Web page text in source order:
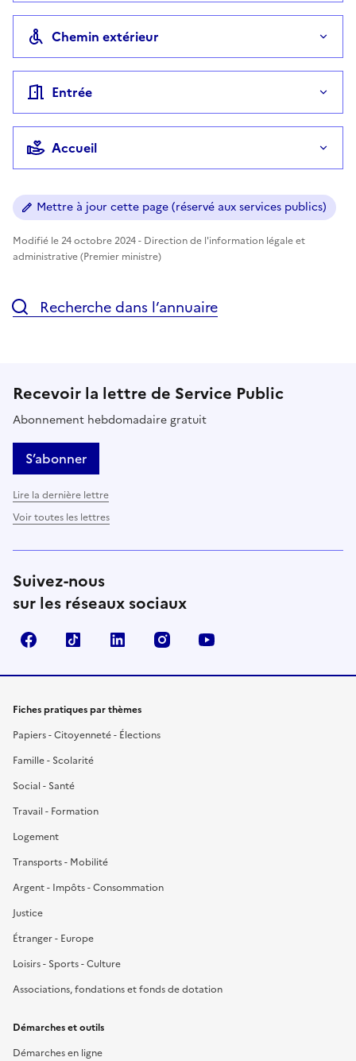
Chemin extérieur
Entrée
Accueil
Mettre à jour cette page (réservé aux services publics)
Modifié le 24 octobre 2024 - Direction de l'information légale et
administrative (Premier ministre)
Recherche dans l’annuaire
Recevoir la lettre de Service Public
Abonnement hebdomadaire gratuit
S’abonner
Lire la dernière lettre
Voir toutes les lettres
Suivez-nous
sur les réseaux sociaux
FacebookTikTok LinkedIn Instagram
Fiches pratiques par thèmes
Papiers - Citoyenneté - Élections
Famille - Scolarité
Social - Santé
Travail - Formation
Logement
Transports - Mobilité
Argent - Impôts - Consommation
Justice
Étranger - Europe
Loisirs - Sports - Culture
Associations, fondations et fonds de dotation
Démarches et outils
Démarches en ligne